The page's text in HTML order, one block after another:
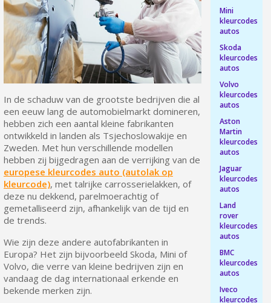
Retourneer producten binnen 14 dagen
5€ korting op de eerste bestelling
10€ shopping voucher voor elke verwijzing
Schrijf je in voor de nieuwsbrief: €5 korting
Betaling in 4x gratis vanaf een aankoopwaarde van 30€.
Je online offerte in minder dan 1 minuut
Deel je creaties en ontvang shopping vouchers
Verzamel loyaliteitspunten bij elke bestelling
Retourneer producten binnen 14 dagen
5€ korting op de eerste bestelling
10€ shopping voucher voor elke verwijzing
Schrijf je in voor de nieuwsbrief: €5 korting
In de schaduw van de grootste bedrijven die al
een eeuw lang de automobielmarkt domineren,
hebben zich een aantal kleine fabrikanten
ontwikkeld in landen als Tsjechoslowakije en
Zweden. Met hun verschillende modellen
hebben zij bijgedragen aan de verrijking van de
europese kleurcodes auto (autolak op
kleurcode), met talrijke carrosserielakken, of
deze nu dekkend, parelmoerachtig of
gemetalliseerd zijn, afhankelijk van de tijd en
de trends.
Wie zijn deze andere autofabrikanten in
Europa? Het zijn bijvoorbeeld Skoda, Mini of
Volvo, die verre van kleine bedrijven zijn en
vandaag de dag internationaal erkende en
bekende merken zijn.
Mini
kleurcodes
autos
Skoda
kleurcodes
autos
Volvo
kleurcodes
autos
Aston
Martin
kleurcodes
autos
Jaguar
kleurcodes
autos
Land
rover
kleurcodes
autos
BMC
kleurcodes
autos
Iveco
kleurcodes